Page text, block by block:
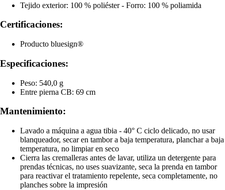
Tejido exterior: 100 % poliéster - Forro: 100 % poliamida
Certificaciones:
Producto bluesign®
Especificaciones:
Peso: 540,0 g
Entre pierna CB: 69 cm
Mantenimiento:
Lavado a máquina a agua tibia - 40° C ciclo delicado, no usar
blanqueador, secar en tambor a baja temperatura, planchar a baja
temperatura, no limpiar en seco
Cierra las cremalleras antes de lavar, utiliza un detergente para
prendas técnicas, no uses suavizante, seca la prenda en tambor
para reactivar el tratamiento repelente, seca completamente, no
planches sobre la impresión